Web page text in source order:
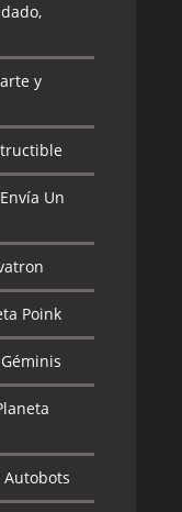
y
Un
Poink
Autobots